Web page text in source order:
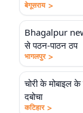
बेगूसराय >
Bhagalpur
से पठन-पाठन ठप
भागलपुर >
चोरी के मोबाइल
दबोचा
कटिहार >